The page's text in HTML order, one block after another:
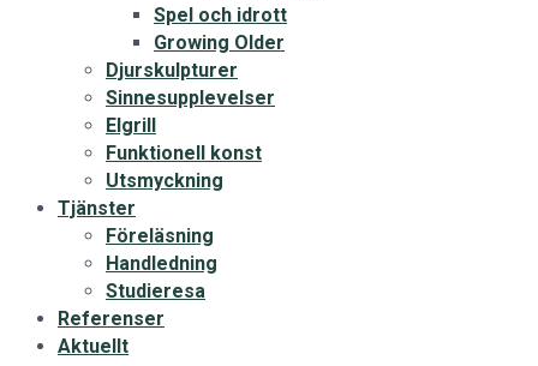
Spel och idrott
Growing Older
Djurskulpturer
Sinnesupplevelser
Elgrill
Funktionell konst
Utsmyckning
Tjänster
Föreläsning
Handledning
Studieresa
Referenser
Aktuellt